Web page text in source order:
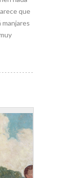
que
manjares